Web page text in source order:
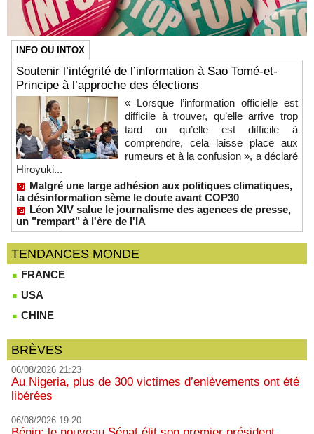
INFO OU INTOX
Soutenir l’intégrité de l’information à Sao Tomé-et-
Principe à l’approche des élections
« Lorsque l’information officielle est
difficile à trouver, qu’elle arrive trop
tard ou qu’elle est difficile à
comprendre, cela laisse place aux
rumeurs et à la confusion », a déclaré
Hiroyuki...
Malgré une large adhésion aux politiques climatiques,
la désinformation sème le doute avant COP30
Léon XIV salue le journalisme des agences de presse,
un "rempart" à l'ère de l'IA
TENDANCES MONDE
FRANCE
USA
CHINE
BRÈVES
06/08/2026 21:23
Au Nigeria, plus de 300 victimes d’enlèvements ont été
libérées
06/08/2026 19:20